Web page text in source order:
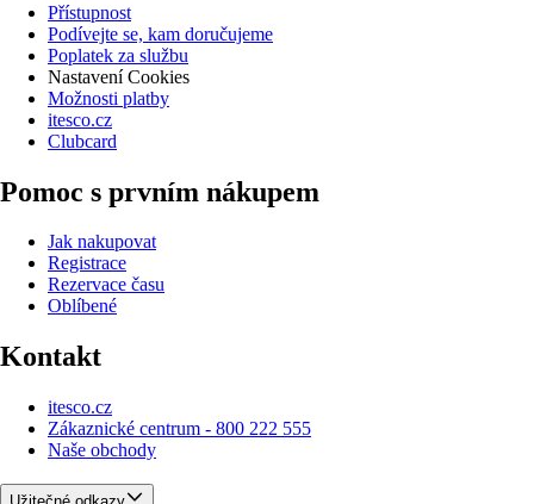
Přístupnost
Podívejte se, kam doručujeme
Poplatek za službu
Nastavení Cookies
Možnosti platby
itesco.cz
Clubcard
Pomoc s prvním nákupem
Jak nakupovat
Registrace
Rezervace času
Oblíbené
Kontakt
itesco.cz
Zákaznické centrum - 800 222 555
Naše obchody